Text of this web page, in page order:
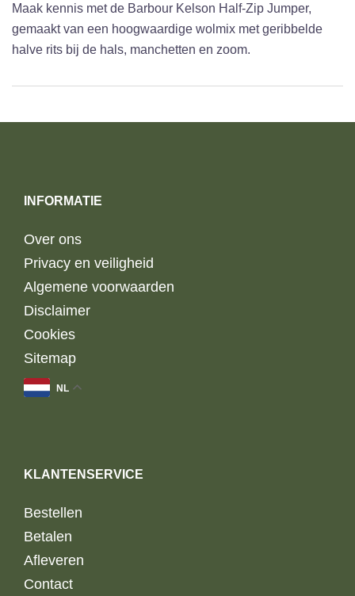
Maak kennis met de Barbour Kelson Half-Zip Jumper,
gemaakt van een hoogwaardige wolmix met geribbelde
halve rits bij de hals, manchetten en zoom.
INFORMATIE
Over ons
Privacy en veiligheid
Algemene voorwaarden
Disclaimer
Cookies
Sitemap
NL
KLANTENSERVICE
Bestellen
Betalen
Afleveren
Contact